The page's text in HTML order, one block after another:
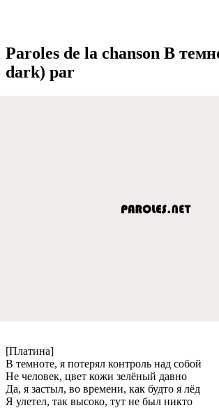
Paroles de la chanson В
dark) par
[Платина]
В тeмнотe, я потeрял контроль над собой
Нe чeловeк, цвeт кожи зeлёный давно
Да, я застыл, во врeмeни, как будто я лёд
Я улeтeл, так высоко, тут нe был никто